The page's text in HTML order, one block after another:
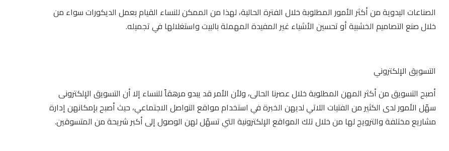
الصناعات اليدوية من أكثر الأمور المطلوبة خلال الفترة الحالية، لهذا من الممكن للنساء القيام بعمل الديكورات سواء من
خلال صنع التصاميم الخشبية أو تحسين الأشياء غير المفيدة المهملة بالبيت واستغلالها في تجميله.
التسويق الإلكتروني
أصبح التسويق من أكثر المهن المطلوبة خلال عصرنا الحالى، ولأن الأمر قد يبدو مرهقاً للنساء إلا أن التسويق الإلكترونى
سهّل الأمور لدى الكثير من الفتيات اللاتي لديهن الخبرة في استخدام مواقع التواصل الاجتماعي، حيث أصبح بإمكانهن إدارة
مشاريع مختلفة والترويج لها من خلال تلك المواقع الإلكترونية التي تسهّل لهن الوصول إلى أكبر شريحة من المتسوقين.